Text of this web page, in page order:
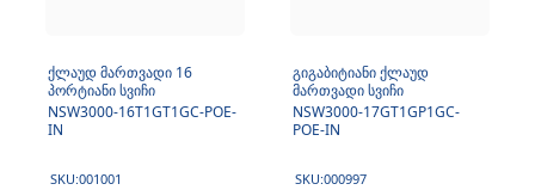
ქლაუდ მართვადი 16
პორტიანი სვიჩი
NSW3000-16T1GT1GC-POE-
IN
SKU:001001
გიგაბიტიანი ქლაუდ
მართვადი სვიჩი
NSW3000-17GT1GP1GC-
POE-IN
SKU:000997